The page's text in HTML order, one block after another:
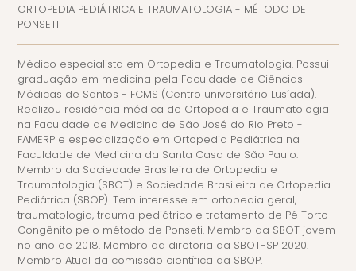
ORTOPEDIA PEDIÁTRICA E TRAUMATOLOGIA - MÉTODO DE
PONSETI
Médico especialista em Ortopedia e Traumatologia. Possui
graduação em medicina pela Faculdade de Ciências
Médicas de Santos - FCMS (Centro universitário Lusíada).
Realizou residência médica de Ortopedia e Traumatologia
na Faculdade de Medicina de São José do Rio Preto -
FAMERP e especialização em Ortopedia Pediátrica na
Faculdade de Medicina da Santa Casa de São Paulo.
Membro da Sociedade Brasileira de Ortopedia e
Traumatologia (SBOT) e Sociedade Brasileira de Ortopedia
Pediátrica (SBOP). Tem interesse em ortopedia geral,
traumatologia, trauma pediátrico e tratamento de Pé Torto
Congênito pelo método de Ponseti. Membro da SBOT jovem
no ano de 2018. Membro da diretoria da SBOT-SP 2020.
Membro Atual da comissão científica da SBOP.